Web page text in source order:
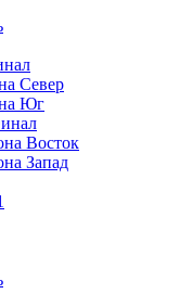
Север
Юг
Восток
Запад